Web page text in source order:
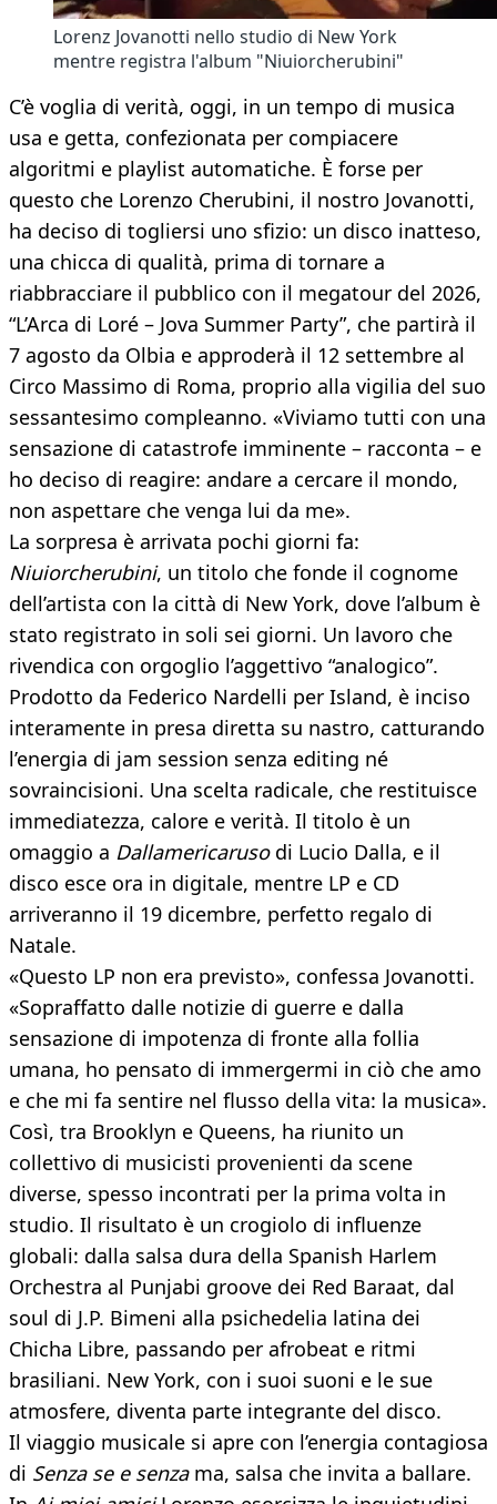
Lorenz Jovanotti nello studio di New York
mentre registra l'album "Niuiorcherubini"
C’è voglia di verità, oggi, in un tempo di musica
usa e getta, confezionata per compiacere
algoritmi e playlist automatiche. È forse per
questo che Lorenzo Cherubini, il nostro Jovanotti,
ha deciso di togliersi uno sfizio: un disco inatteso,
una chicca di qualità, prima di tornare a
riabbracciare il pubblico con il megatour del 2026,
“L’Arca di Loré – Jova Summer Party”, che partirà il
7 agosto da Olbia e approderà il 12 settembre al
Circo Massimo di Roma, proprio alla vigilia del suo
sessantesimo compleanno. «Viviamo tutti con una
sensazione di catastrofe imminente – racconta – e
ho deciso di reagire: andare a cercare il mondo,
non aspettare che venga lui da me».
La sorpresa è arrivata pochi giorni fa:
Niuiorcherubini, un titolo che fonde il cognome
dell’artista con la città di New York, dove l’album è
stato registrato in soli sei giorni. Un lavoro che
rivendica con orgoglio l’aggettivo “analogico”.
Prodotto da Federico Nardelli per Island, è inciso
interamente in presa diretta su nastro, catturando
l’energia di jam session senza editing né
sovraincisioni. Una scelta radicale, che restituisce
immediatezza, calore e verità. Il titolo è un
omaggio a Dallamericaruso di Lucio Dalla, e il
disco esce ora in digitale, mentre LP e CD
arriveranno il 19 dicembre, perfetto regalo di
Natale.
«Questo LP non era previsto», confessa Jovanotti.
«Sopraffatto dalle notizie di guerre e dalla
sensazione di impotenza di fronte alla follia
umana, ho pensato di immergermi in ciò che amo
e che mi fa sentire nel flusso della vita: la musica».
Così, tra Brooklyn e Queens, ha riunito un
collettivo di musicisti provenienti da scene
diverse, spesso incontrati per la prima volta in
studio. Il risultato è un crogiolo di influenze
globali: dalla salsa dura della Spanish Harlem
Orchestra al Punjabi groove dei Red Baraat, dal
soul di J.P. Bimeni alla psichedelia latina dei
Chicha Libre, passando per afrobeat e ritmi
brasiliani. New York, con i suoi suoni e le sue
atmosfere, diventa parte integrante del disco.
Il viaggio musicale si apre con l’energia contagiosa
di Senza se e senza ma, salsa che invita a ballare.